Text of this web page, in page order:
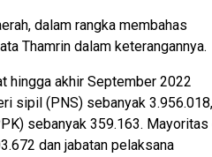
dalam rangka membahas
Thamrin dalam keterangannya.
hingga akhir September 2022
sipil (PNS) sebanyak 3.956.018,
sebanyak 359.163. Mayoritas
dan jabatan pelaksana